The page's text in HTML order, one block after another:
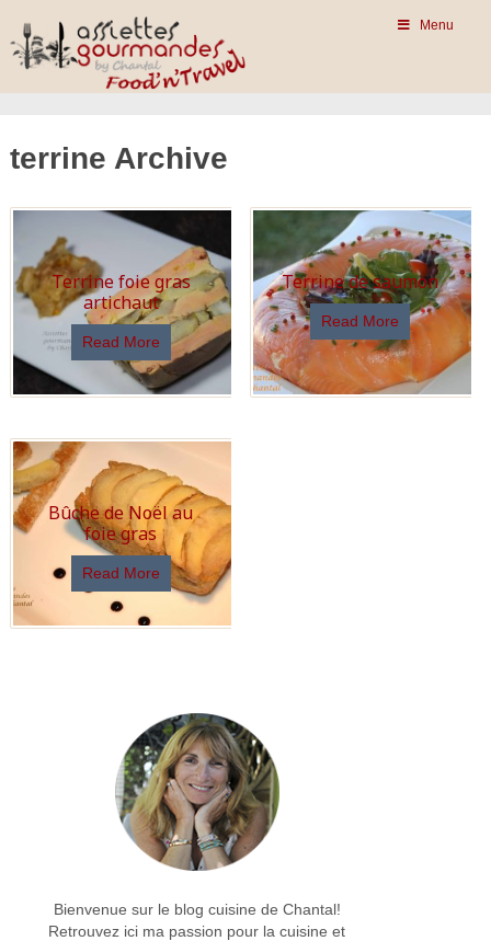
Menu
terrine Archive
Terrine foie gras
artichaut
Read More
Terrine de saumon
Read More
Bûche de Noël au
foie gras
Read More
Bienvenue sur le blog cuisine de Chantal!
Retrouvez ici ma passion pour la cuisine et